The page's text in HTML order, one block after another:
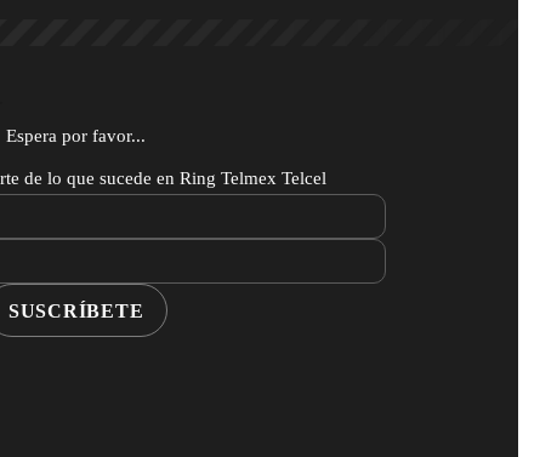
Espera por favor...
de lo que sucede en Ring Telmex Telcel